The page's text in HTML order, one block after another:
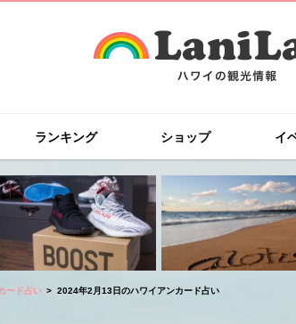
ランキング ショップ イ
ード占い 2024年2月13日のハワイアンカード占い